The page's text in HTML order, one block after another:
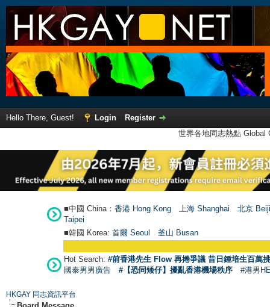
Hello There, Guest! Login
Register
世界各地同志熱點
■中國 China： 香港 Hong Kong 上海 Shanghai
北京
Taipei
■韓國 Korea: 首爾 Seoul 釜山 Busan
Hot Search: #前香港先生 Flow 再捲爭議 昔日鍾培生百萬
國泰男男廣告
#【恐同矮仔】擾亂香港機場秩序 #港男
HKGAY 同志資訊平台